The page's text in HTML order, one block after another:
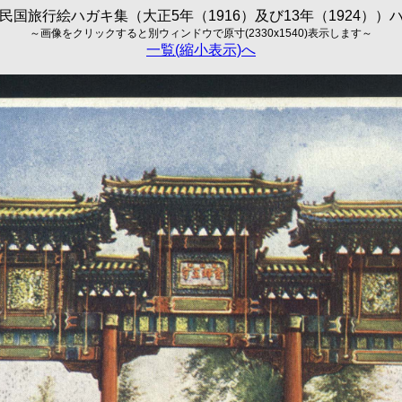
国旅行絵ハガキ集（大正5年（1916）及び13年（1924））
～画像をクリックすると別ウィンドウで原寸(2330x1540)表示します～
一覧(縮小表示)へ